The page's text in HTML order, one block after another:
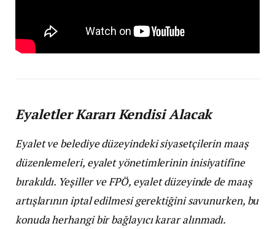
Eyaletler Kararı Kendisi Alacak
Eyalet ve belediye düzeyindeki siyasetçilerin maaş
düzenlemeleri, eyalet yönetimlerinin inisiyatifine
bırakıldı. Yeşiller ve FPÖ, eyalet düzeyinde de maaş
artışlarının iptal edilmesi gerektiğini savunurken, bu
konuda herhangi bir bağlayıcı karar alınmadı.